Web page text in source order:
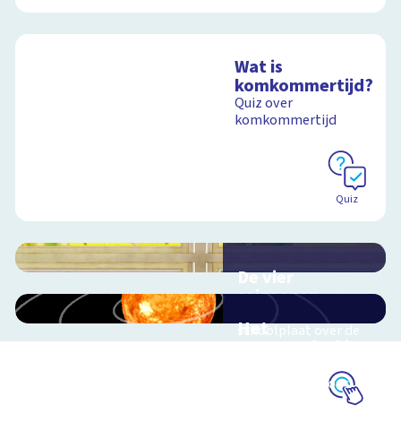
Wat is
komkommertijd?
Quiz over
komkommertijd
Quiz
De vier
seizoenen
schoolplaat over de
seizoenen
Het
zonnestelsel in
Reis mee door ons